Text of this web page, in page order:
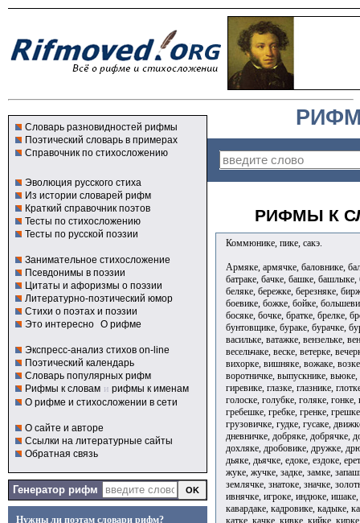
Словарь разновидностей рифмы
Поэтический словарь в примерах
Справочник по стихосложению
Эволюция русского стиха
Из истории словарей рифм
Краткий справочник поэтов
Тесты по стихосложению
Тесты по русской поэзии
Занимательное стихосложение
Псевдонимы в поэзии
Цитаты и афоризмы о поэзии
Литературно-поэтический юмор
Стихи о поэтах и поэзии
Это интересно О рифме
Экспресс-анализ стихов on-line
Поэтический календарь
Словарь популярных рифм
Рифмы к словам и рифмы к именам
О рифме и стихосложении в сети
О сайте и авторе
Ссылки на литературные сайты
Обратная связь
Генератор рифм
Нужны ли поэтам словари рифм?
РИФМЫ К
Коммюнике, пике, сакэ.
Армяке, армячке, баловнике,
батраке, бачке, башке,
беляке, бережке, березняке,
боевике, божке, бойке,
босяке, бочке, братке, брелке,
бунтовщике, бураке, бурачке,
васильке, ватажке, вензельке,
весельчаке, веске, ветерке,
вихорке, вишняке, вожаке,
воротничке, выпускнике,
гиревике, глазке, глазнике,
голоске, голубке, голяке,
гребешке, гребке, гренке,
грузовичке, гудке, гусаке,
дневничке, добряке, добрячке,
дохляке, дробовике, дружке,
дьяке, дьячке, едоке, ездоке,
жуке, жучке, задке, замке,
землячке, знатоке, значке,
ивнячке, игроке, индюке,
кавардаке, кадровике, кадыке,
катке, качке, кивке, кийке,